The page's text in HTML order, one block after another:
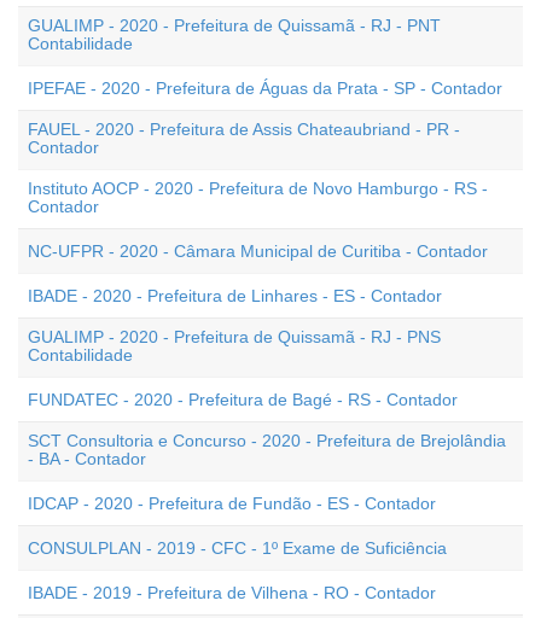
GUALIMP - 2020 - Prefeitura de Quissamã - RJ - PNT
Contabilidade
IPEFAE - 2020 - Prefeitura de Águas da Prata - SP - Contador
FAUEL - 2020 - Prefeitura de Assis Chateaubriand - PR -
Contador
Instituto AOCP - 2020 - Prefeitura de Novo Hamburgo - RS -
Contador
NC-UFPR - 2020 - Câmara Municipal de Curitiba - Contador
IBADE - 2020 - Prefeitura de Linhares - ES - Contador
GUALIMP - 2020 - Prefeitura de Quissamã - RJ - PNS
Contabilidade
FUNDATEC - 2020 - Prefeitura de Bagé - RS - Contador
SCT Consultoria e Concurso - 2020 - Prefeitura de Brejolândia
- BA - Contador
IDCAP - 2020 - Prefeitura de Fundão - ES - Contador
CONSULPLAN - 2019 - CFC - 1º Exame de Suficiência
IBADE - 2019 - Prefeitura de Vilhena - RO - Contador